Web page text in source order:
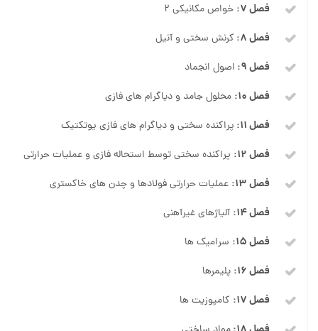
فصل ۷: خواص مکانیکی ۲
فصل ۸: کرنش سختی و آنیل
فصل ۹: اصول انجماد
فصل ۱۰: محلول جامد و دیاگرام های فازی
فصل ۱۱: پراکنده سختی و دیاگرام های فازی یوتکتیک
فصل ۱۲: پراکنده سختی توسط استحاله فازی و عملیات حرارتی
فصل ۱۳: عملیات حرارتی فولادها و چدن های خاکستری
فصل ۱۴: آلیاژهای غیرآهنی
فصل ۱۵: سرامیک ها
فصل ۱۶: پلیمرها
فصل ۱۷: کامپوزیت ها